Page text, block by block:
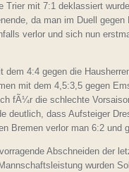
Trier mit 7:1 deklassiert
da man im Duell gegen
verlor und sich nun
dem 4:4 gegen die
mit dem 4,5:3,5 gegen
fÃ¼r die schlechte
deutlich, dass Aufsteiger
Bremen verlor man 6:2 und
Abschneiden der
wurden